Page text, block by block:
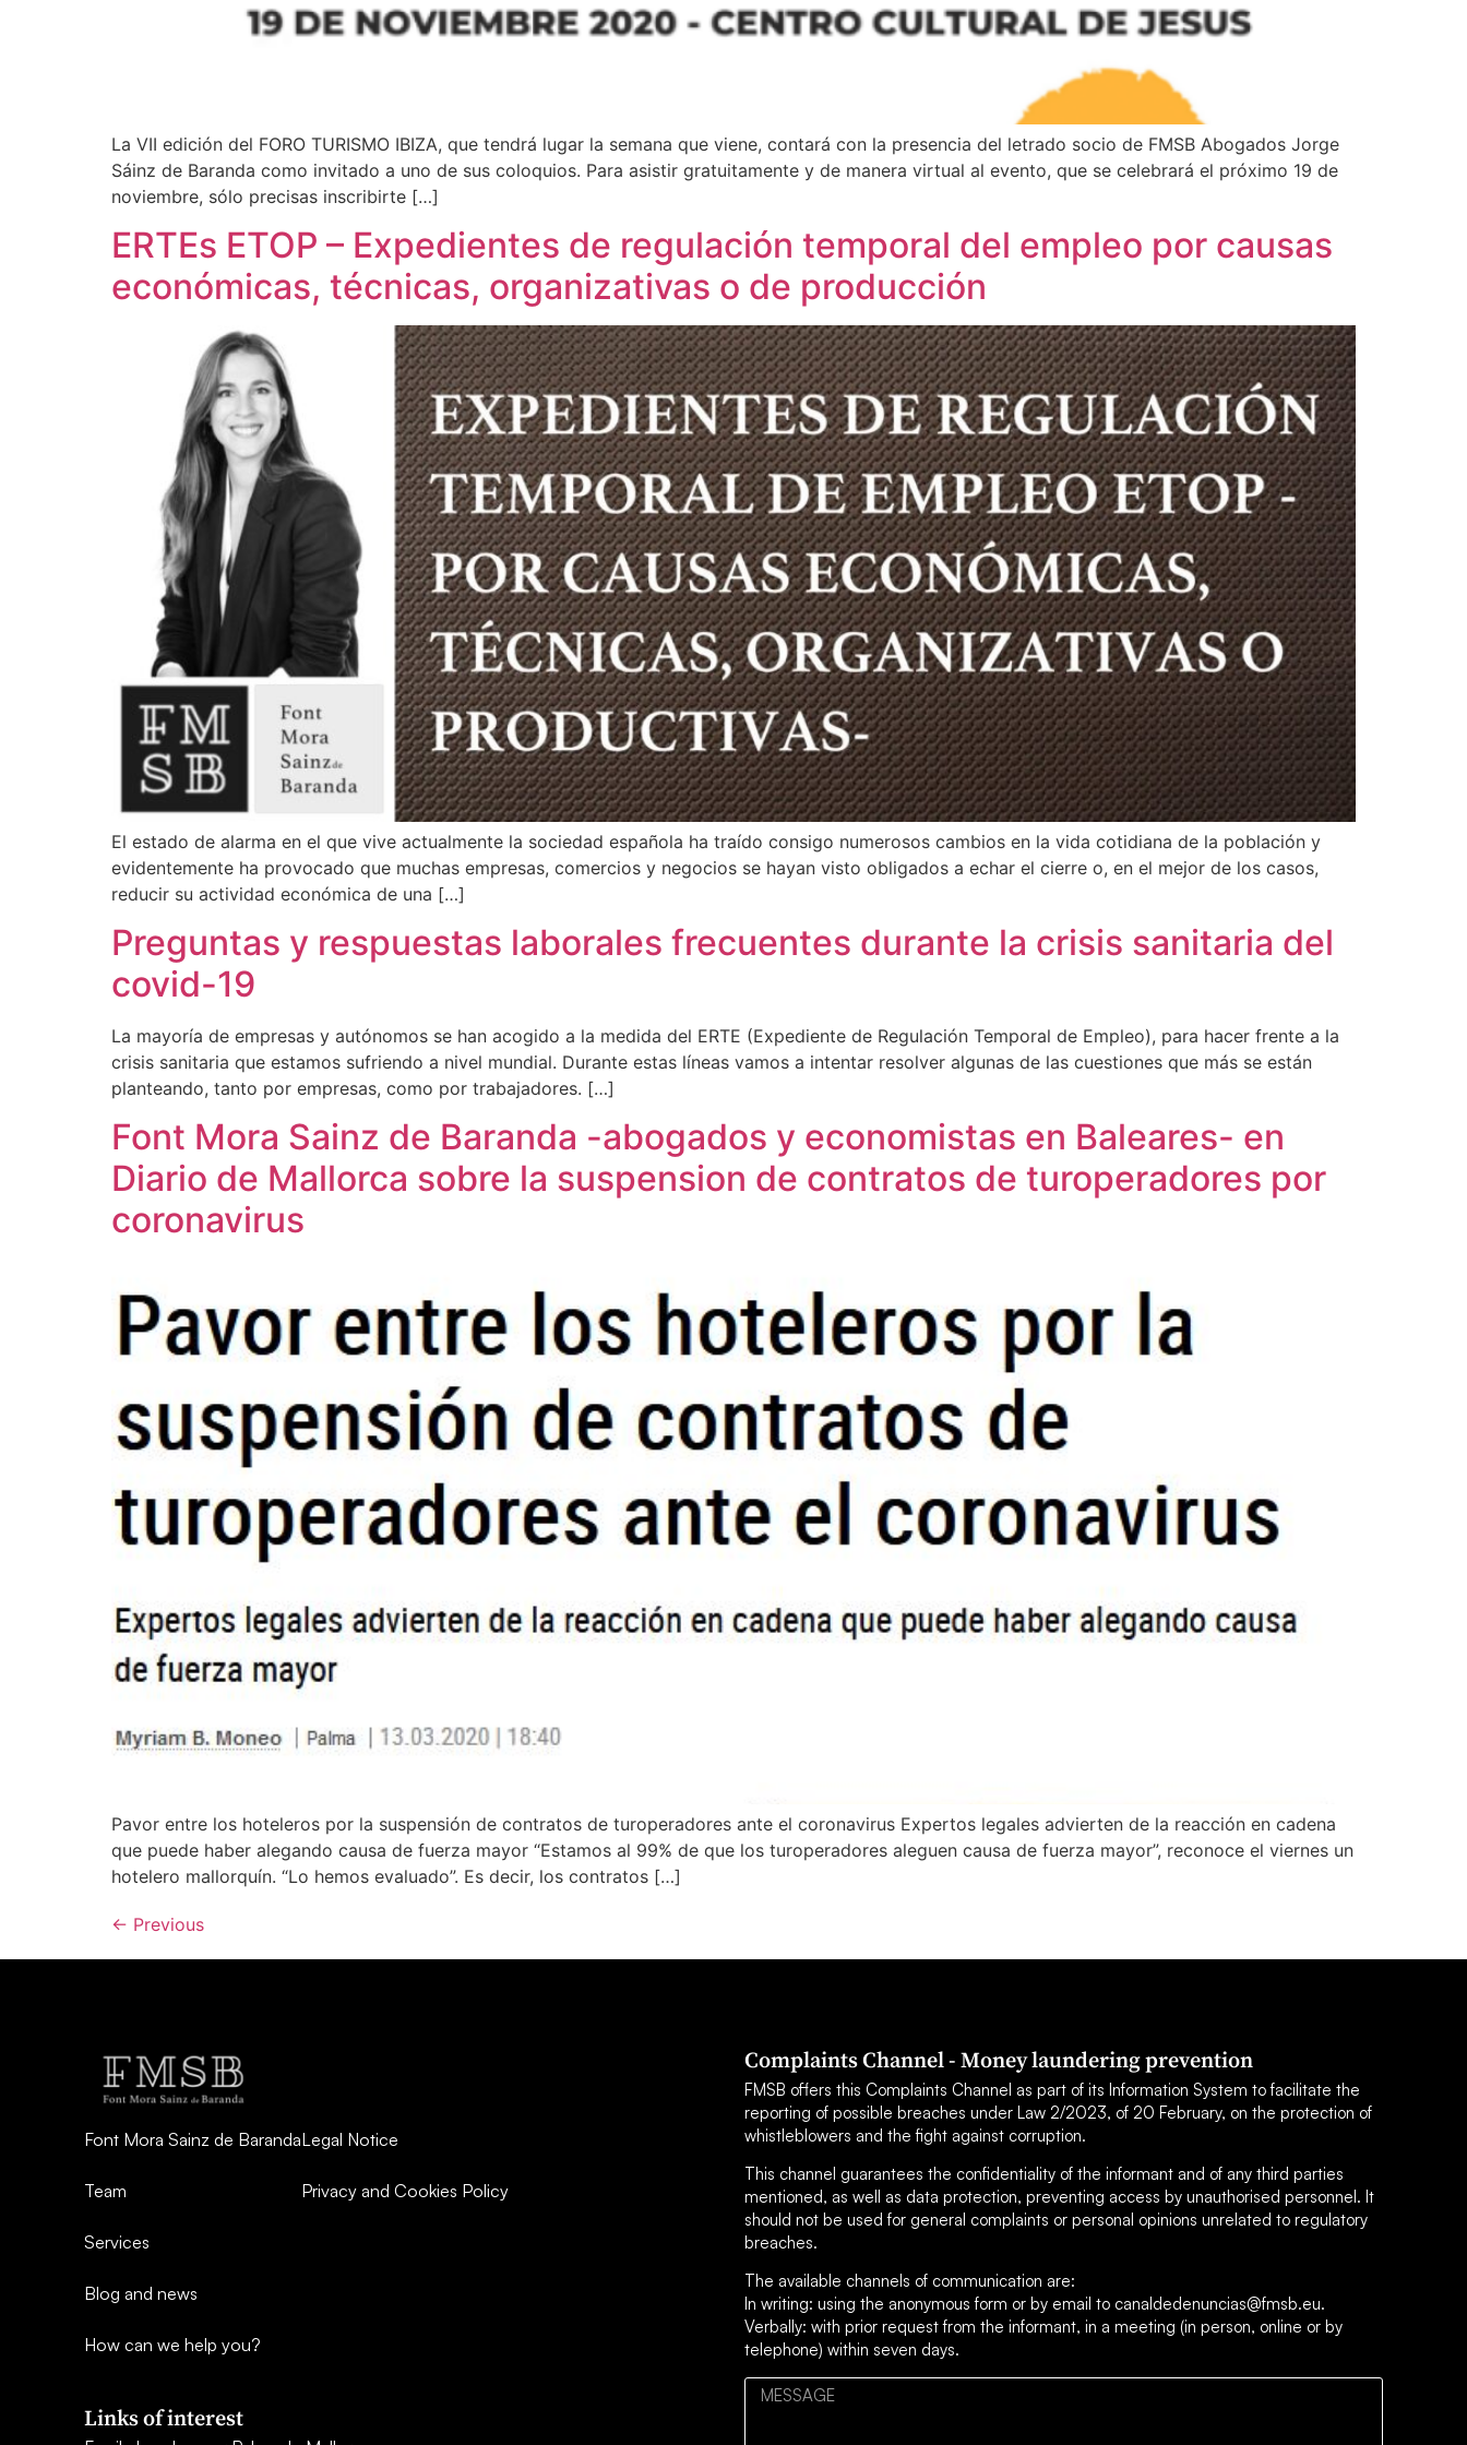
La VII edición del FORO TURISMO IBIZA, que tendrá lugar la semana que viene, contará con la presencia del letrado socio de FMSB Abogados Jorge
Sáinz de Baranda como invitado a uno de sus coloquios. Para asistir gratuitamente y de manera virtual al evento, que se celebrará el próximo 19 de
noviembre, sólo precisas inscribirte […]
ERTEs ETOP – Expedientes de regulación temporal del empleo por causas
económicas, técnicas, organizativas o de producción
El estado de alarma en el que vive actualmente la sociedad española ha traído consigo numerosos cambios en la vida cotidiana de la población y
evidentemente ha provocado que muchas empresas, comercios y negocios se hayan visto obligados a echar el cierre o, en el mejor de los casos,
reducir su actividad económica de una […]
Preguntas y respuestas laborales frecuentes durante la crisis sanitaria del
covid-19
La mayoría de empresas y autónomos se han acogido a la medida del ERTE (Expediente de Regulación Temporal de Empleo), para hacer frente a la
crisis sanitaria que estamos sufriendo a nivel mundial. Durante estas líneas vamos a intentar resolver algunas de las cuestiones que más se están
planteando, tanto por empresas, como por trabajadores. […]
Font Mora Sainz de Baranda -abogados y economistas en Baleares- en
Diario de Mallorca sobre la suspension de contratos de turoperadores por
coronavirus
Pavor entre los hoteleros por la suspensión de contratos de turoperadores ante el coronavirus Expertos legales advierten de la reacción en cadena
que puede haber alegando causa de fuerza mayor “Estamos al 99% de que los turoperadores aleguen causa de fuerza mayor”, reconoce el viernes un
hotelero mallorquín. “Lo hemos evaluado”. Es decir, los contratos […]
← Previous
Font Mora Sainz de Baranda
Team
Services
Blog and news
How can we help you?
Legal Notice
Privacy and Cookies Policy
Links of interest
Complaints Channel - Money laundering prevention
FMSB offers this Complaints Channel as part of its Information System to facilitate the
reporting of possible breaches under Law 2/2023, of 20 February, on the protection of
whistleblowers and the fight against corruption.
This channel guarantees the confidentiality of the informant and of any third parties
mentioned, as well as data protection, preventing access by unauthorised personnel. It
should not be used for general complaints or personal opinions unrelated to regulatory
breaches.
The available channels of communication are:
In writing: using the anonymous form or by email to canaldedenuncias@fmsb.eu.
Verbally: with prior request from the informant, in a meeting (in person, online or by
telephone) within seven days.